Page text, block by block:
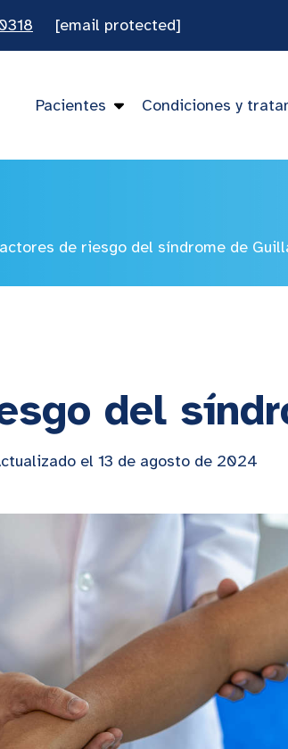
[email protected]
Pacientes Condiciones y
de riesgo del síndrome de
del
el 13 de agosto de 2024